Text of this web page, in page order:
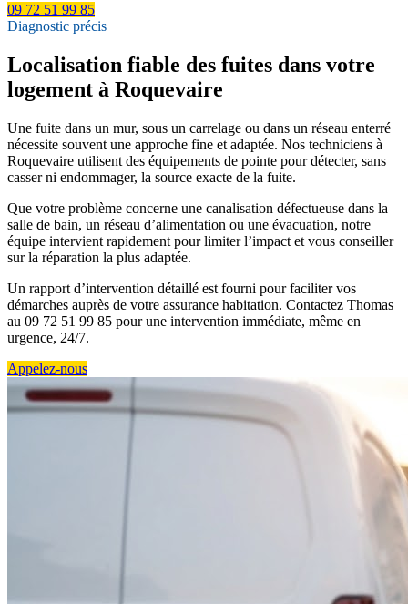
09 72 51 99 85
Diagnostic précis
Localisation fiable des fuites dans votre
logement à Roquevaire
Une fuite dans un mur, sous un carrelage ou dans un réseau enterré
nécessite souvent une approche fine et adaptée. Nos techniciens à
Roquevaire utilisent des équipements de pointe pour détecter, sans
casser ni endommager, la source exacte de la fuite.
Que votre problème concerne une canalisation défectueuse dans la
salle de bain, un réseau d’alimentation ou une évacuation, notre
équipe intervient rapidement pour limiter l’impact et vous conseiller
sur la réparation la plus adaptée.
Un rapport d’intervention détaillé est fourni pour faciliter vos
démarches auprès de votre assurance habitation. Contactez Thomas
au 09 72 51 99 85 pour une intervention immédiate, même en
urgence, 24/7.
Appelez-nous